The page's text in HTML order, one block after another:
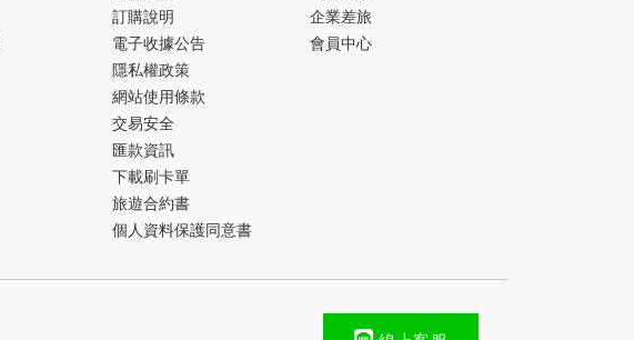
訂購說明
電子收據公告
隱私權政策
網站使用條款
交易安全
匯款資訊
下載刷卡單
旅遊合約書
個人資料保護同意書
企業差旅
會員中心